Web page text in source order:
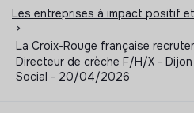
Les entreprises à impact positif
>
La Croix-Rouge française
Directeur de crèche F/H/X -
Social - 20/04/2026